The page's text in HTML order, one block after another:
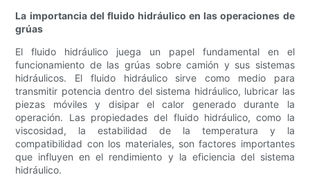
La importancia del fluido hidráulico en las operaciones de
grúas
El fluido hidráulico juega un papel fundamental en el
funcionamiento de las grúas sobre camión y sus sistemas
hidráulicos. El fluido hidráulico sirve como medio para
transmitir potencia dentro del sistema hidráulico, lubricar las
piezas móviles y disipar el calor generado durante la
operación. Las propiedades del fluido hidráulico, como la
viscosidad, la estabilidad de la temperatura y la
compatibilidad con los materiales, son factores importantes
que influyen en el rendimiento y la eficiencia del sistema
hidráulico.